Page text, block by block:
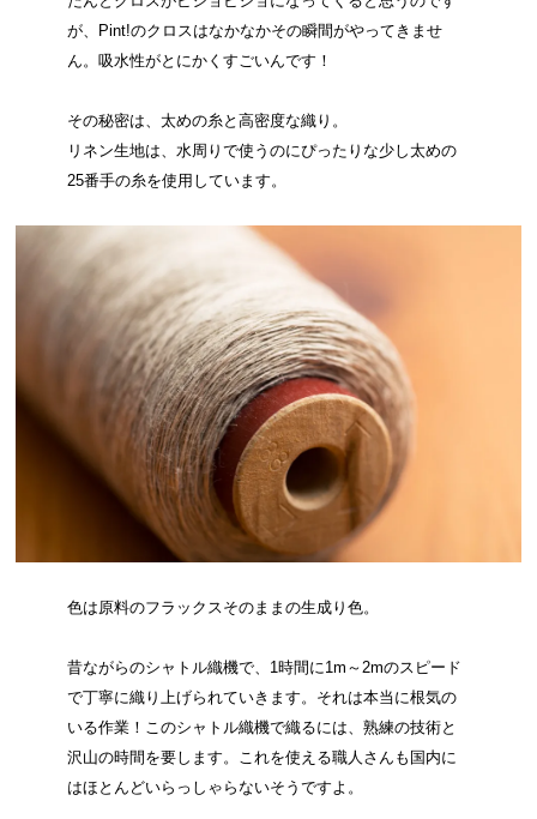
が、Pint!のクロスはなかなかその瞬間がやってきませ
ん。吸水性がとにかくすごいんです！
その秘密は、太めの糸と高密度な織り。
リネン生地は、水周りで使うのにぴったりな少し太めの
25番手の糸を使用しています。
色は原料のフラックスそのままの生成り色。
昔ながらのシャトル織機で、1時間に1m～2mのスピード
で丁寧に織り上げられていきます。それは本当に根気の
いる作業！このシャトル織機で織るには、熟練の技術と
沢山の時間を要します。これを使える職人さんも国内に
はほとんどいらっしゃらないそうですよ。